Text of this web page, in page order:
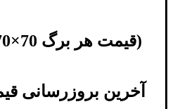
(قیمت هر برگ 70×70 سانتی‌متر